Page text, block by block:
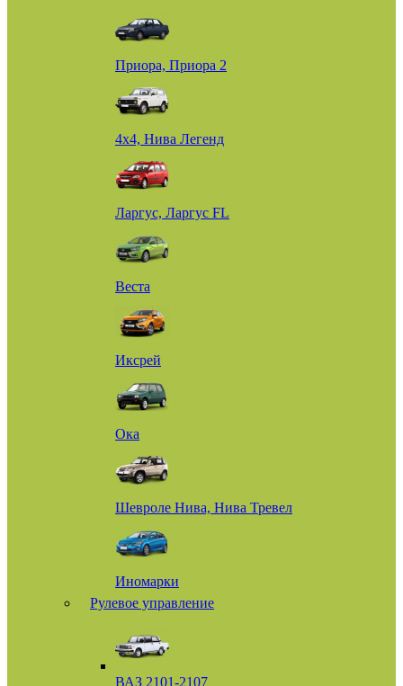
Приора, Приора 2
4х4, Нива Легенд
Ларгус, Ларгус FL
Веста
Иксрей
Ока
Шевроле Нива, Нива Тревел
Иномарки
Рулевое управление
ВАЗ 2101-2107